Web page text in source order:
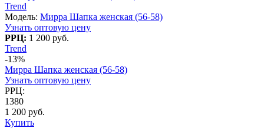
Trend
Модель: Мирра Шапка женская (56-58)
Узнать оптовую цену
РРЦ: 1 200 руб.
Trend
-13%
Мирра Шапка женская (56-58)
Узнать оптовую цену
РРЦ:
1380
1 200 руб.
Купить